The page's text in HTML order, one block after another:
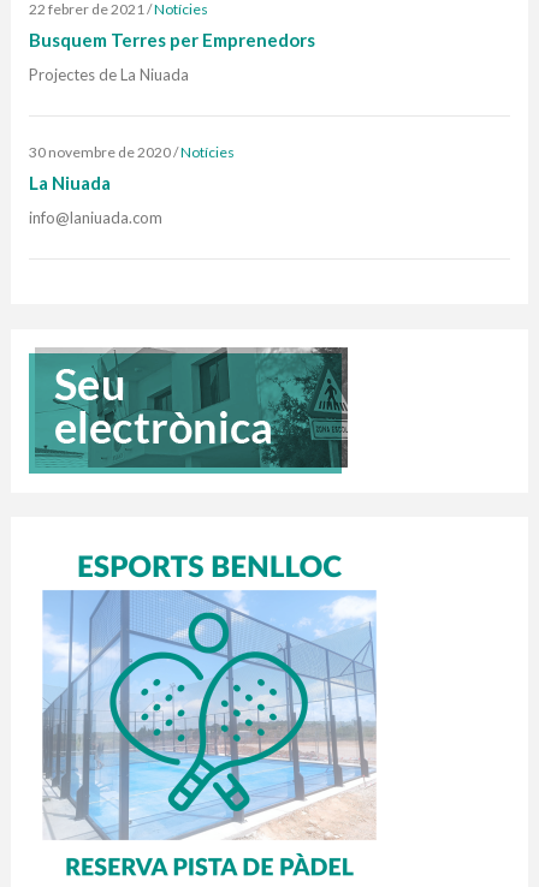
22 febrer de 2021/Notícies
Busquem Terres per Emprenedors
Projectes de La Niuada
30 novembre de 2020/Notícies
La Niuada
info@laniuada.com